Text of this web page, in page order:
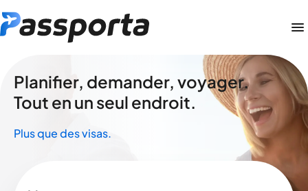
Planifier, demander, voyager.
Tout en un seul endroit.
Plus que des visas.